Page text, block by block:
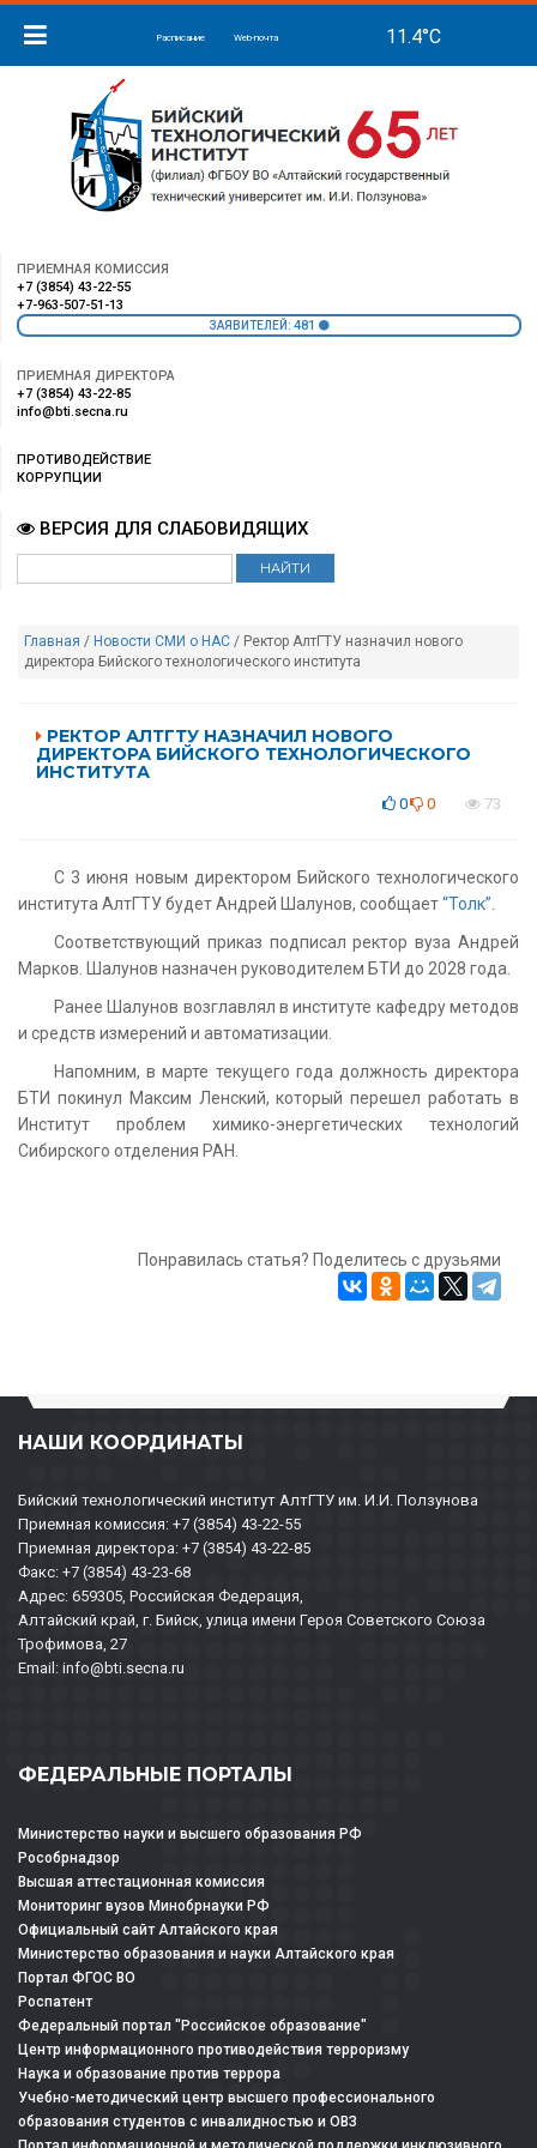
Расписание Web-почта
ПРИЕМНАЯ КОМИССИЯ
+7 (3854) 43-22-55
+7-963-507-51-13
ЗАЯВИТЕЛЕЙ: 481
ПРИЕМНАЯ ДИРЕКТОРА
+7 (3854) 43-22-85
info@bti.secna.ru
ПРОТИВОДЕЙСТВИЕ
КОРРУПЦИИ
ВЕРСИЯ ДЛЯ СЛАБОВИДЯЩИХ
Главная / Новости СМИ о НАС / Ректор АлтГТУ назначил нового
директора Бийского технологического института
РЕКТОР АЛТГТУ НАЗНАЧИЛ НОВОГО
ДИРЕКТОРА БИЙСКОГО ТЕХНОЛОГИЧЕСКОГО
ИНСТИТУТА
0 0 73
С 3 июня новым директором Бийского технологического
института АлтГТУ будет Андрей Шалунов, сообщает“Толк”
Соответствующий приказ подписал ректор вуза Андрей
Марков. Шалунов назначен руководителем БТИ до 2028 года.
Ранее Шалунов возглавлял в институте кафедру методов
и средств измерений и автоматизации.
Напомним, в марте текущего года должность директора
БТИ покинул Максим Ленский, который перешел работать в
Институт проблем химико-энергетических технологий
Сибирского отделения РАН.
Понравилась статья? Поделитесь с друзьями
НАШИ КООРДИНАТЫ
Бийский технологический институт АлтГТУ им. И.И. Ползунова
Приемная комиссия: +7 (3854) 43-22-55
Приемная директора: +7 (3854) 43-22-85
Факс: +7 (3854) 43-23-68
Адрес: 659305, Российская Федерация,
Алтайский край, г. Бийск, улица имени Героя Советского Союза
Трофимова, 27
Email: info@bti.secna.ru
ФЕДЕРАЛЬНЫЕ ПОРТАЛЫ
Министерство науки и высшего образования РФ
Рособрнадзор
Высшая аттестационная комиссия
Мониторинг вузов Минобрнауки РФ
Официальный сайт Алтайского края
Министерство образования и науки Алтайского края
Портал ФГОС ВО
Роспатент
Федеральный портал "Российское образование"
Центр информационного противодействия терроризму
Наука и образование против террора
Учебно-методический центр высшего профессионального
образования студентов с инвалидностью и ОВЗ